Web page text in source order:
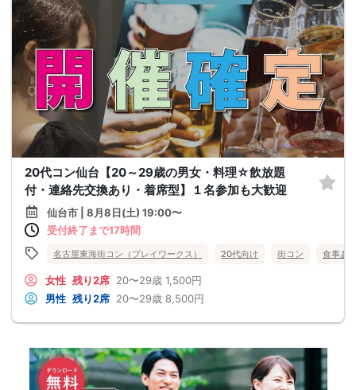
20代コン仙台【20～29歳の男女・料理☆飲放題
付・連絡先交換あり・着席型】１名参加も大歓迎
仙台市 | 8月8日(土) 19:00〜
受付終了まで17時間
名古屋東海街コン（プレイワークス） 20代向け 街コン 食事あ
女性 残り2席 20〜29歳 1,500円
男性 残り2席 20〜29歳 8,500円